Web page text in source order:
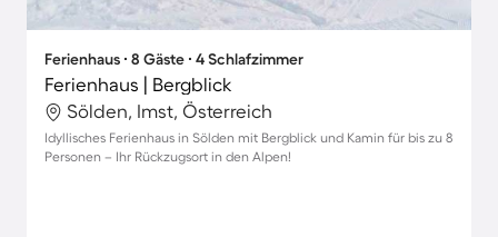
Ferienhaus ∙ 8 Gäste ∙ 4 Schlafzimmer
Ferienhaus | Bergblick
Sölden, Imst, Österreich
Idyllisches Ferienhaus in Sölden mit Bergblick und Kamin für bis zu 8
Personen – Ihr Rückzugsort in den Alpen!